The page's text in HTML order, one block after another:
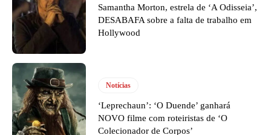
Samantha Morton, estrela de ‘A Odisseia’,
DESABAFA sobre a falta de trabalho em
Hollywood
Notícias
‘Leprechaun’: ‘O Duende’ ganhará
NOVO filme com roteiristas de ‘O
Colecionador de Corpos’